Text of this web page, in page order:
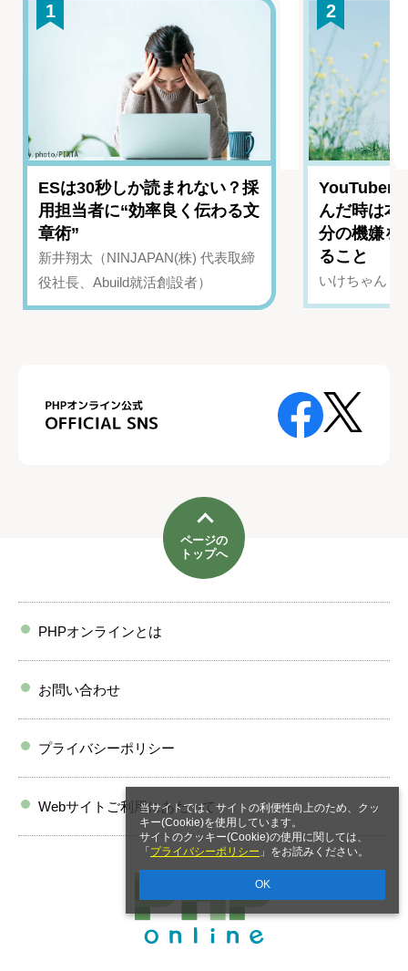
当サイトでは、サイトの利便性向上のため、クッ
キー(Cookie)を使用しています。
サイトのクッキー(Cookie)の使用に関しては、
「 プライバシーポリシー 」をお読みください。
OK
1
ESは30秒しか読まれない？採
用担当者に“効率良く伝わる文
章術”
新井翔太（NINJAPAN(株) 代表取締
役社長、Abuild就活創設者）
2
YouTuber
んだ時は
分の機嫌を
ること
いけちゃん（
ページの
トップへ
PHPオンラインとは
お問い合わせ
プライバシーポリシー
Webサイトご利用にあたって